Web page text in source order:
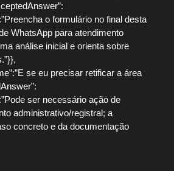
o formulário no final desta
WhatsApp para atendimento
análise inicial e orienta sobre
se eu precisar retificar a área
ser necessário ação de
administrativo/registral; a
concreto e da documentação